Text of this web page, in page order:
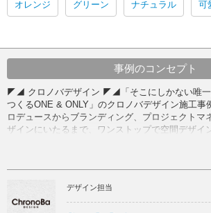
オレンジ グリーン ナチュラル 可
木 内装 温かい 内装
オレンジ スケルトン グリーン スケルトン
ナチュラル スケルトン 可愛い スケルトン
事例のコンセプト
◤◢ クロノバデザイン ◤◢「そこにしかない唯一
つくるONE & ONLY」のクロノバデザイン施工事
ロデュースからブランディング、プロジェクトマ
ザインにいたるまで、ワンストップで空間デザイ
経験豊富なプロデューサーがオーナーと同じ視点
原宿駅から表参道駅に向かうメインの大通りから
デザイン担当